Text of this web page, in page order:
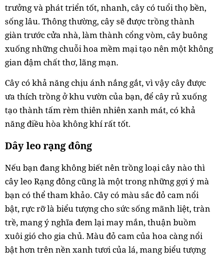
trưởng và phát triển tốt, nhanh, cây có tuổi thọ bền,
sống lâu. Thông thường, cây sẽ được trồng thành
giàn trước cửa nhà, làm thành cổng vòm, cây buông
xuống những chuỗi hoa mềm mại tạo nên một không
gian đậm chất thơ, lãng mạn.
Cây có khả năng chịu ánh nắng gắt, vì vậy cây được
ưa thích trồng ở khu vườn của bạn, để cây rủ xuống
tạo thành tấm rèm thiên nhiên xanh mát, có khả
năng điều hòa không khí rất tốt.
Dây leo rạng đông
Nếu bạn đang không biết nên trồng loại cây nào thì
cây leo Rạng đông cũng là một trong những gợi ý mà
bạn có thể tham khảo. Cây có màu sắc đỏ cam nổi
bật, rực rỡ là biểu tượng cho sức sống mãnh liệt, tràn
trề, mang ý nghĩa đem lại may mắn, thuận buồm
xuôi gió cho gia chủ. Màu đỏ cam của hoa càng nổi
bật hơn trên nền xanh tươi của lá, mang biểu tượng